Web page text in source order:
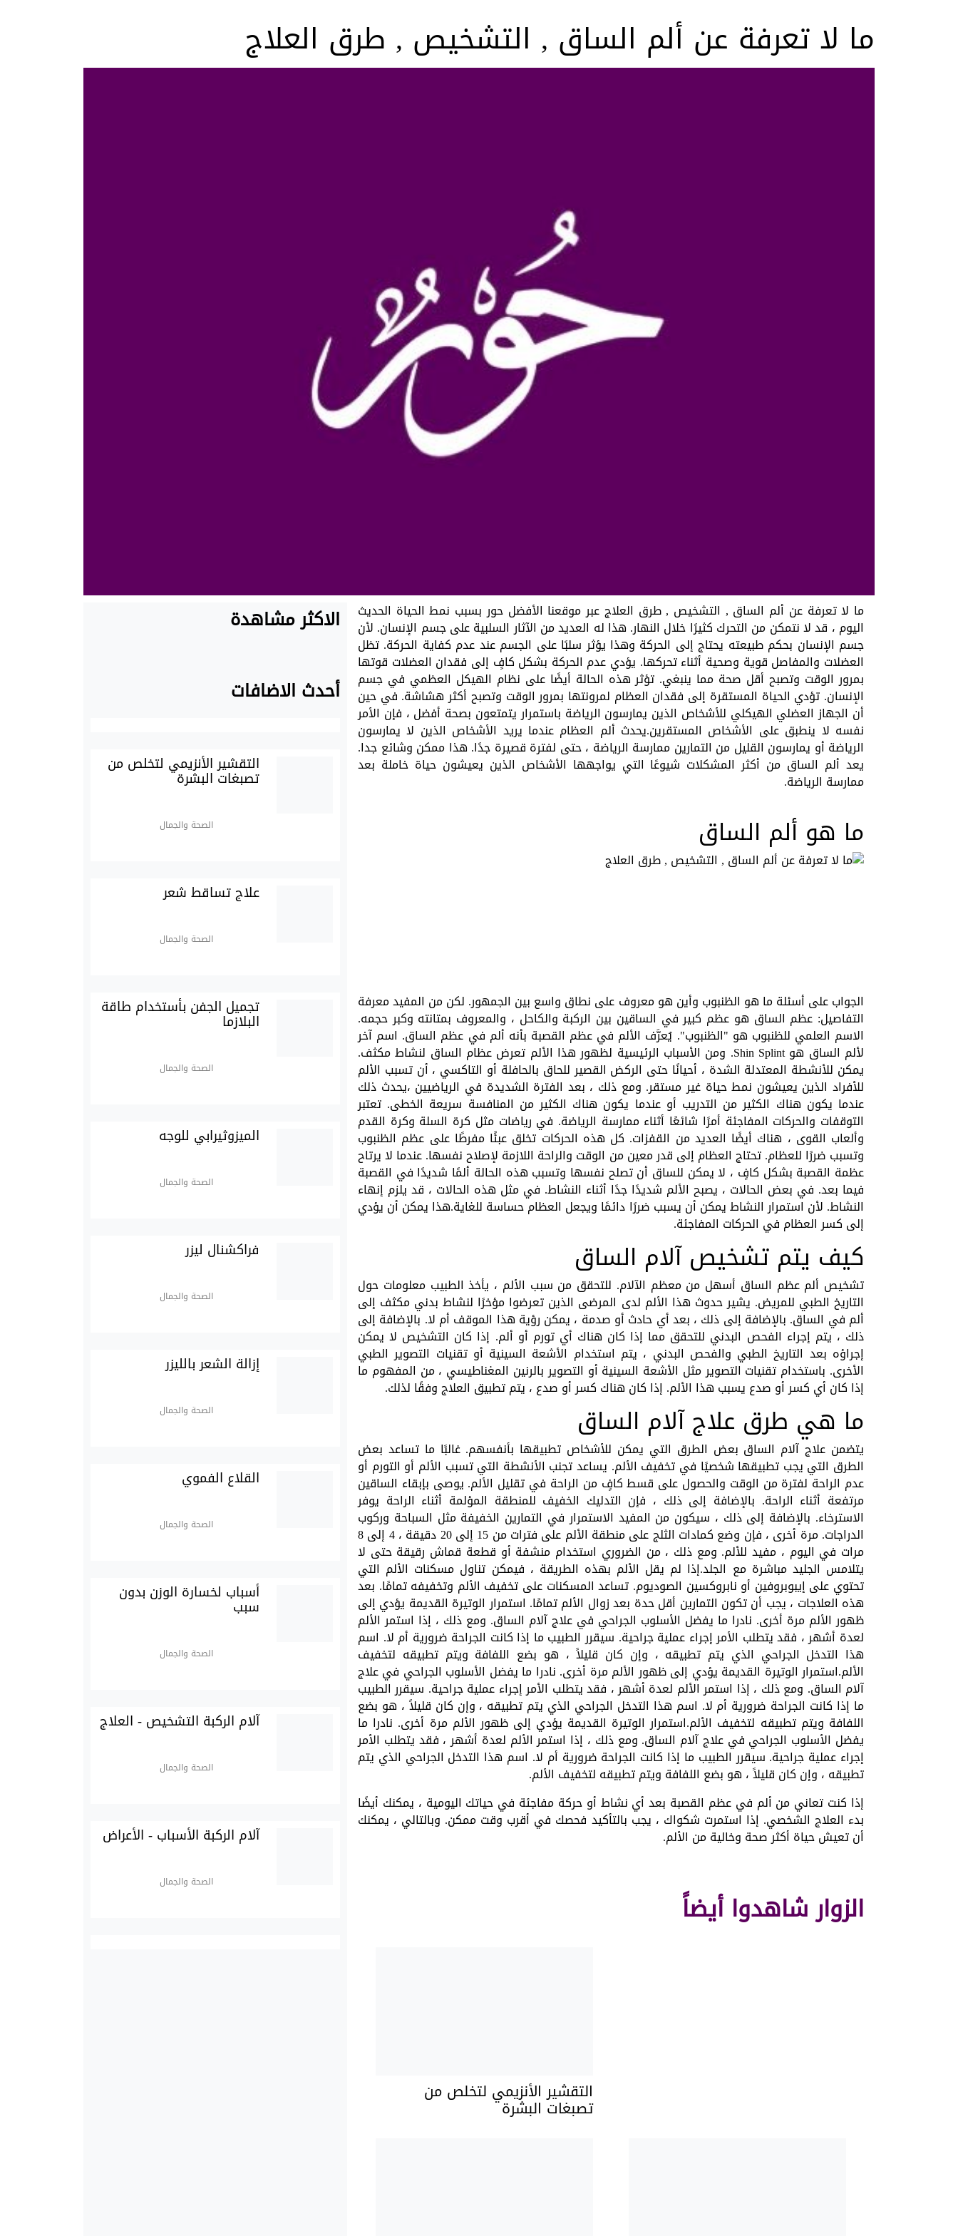
ما لا تعرفة عن ألم الساق , التشخيص , طرق العلاج
ما لا تعرفة عن ألم الساق , التشخيص , طرق العلاج عبر موقعنا الأفضل حور بسبب نمط الحياة الحديث
اليوم ، قد لا نتمكن من التحرك كثيرًا خلال النهار. هذا له العديد من الآثار السلبية على جسم الإنسان. لأن
جسم الإنسان بحكم طبيعته يحتاج إلى الحركة وهذا يؤثر سلبًا على الجسم عند عدم كفاية الحركة. تظل
العضلات والمفاصل قوية وصحية أثناء تحركها. يؤدي عدم الحركة بشكل كافٍ إلى فقدان العضلات قوتها
بمرور الوقت وتصبح أقل صحة مما ينبغي. تؤثر هذه الحالة أيضًا على نظام الهيكل العظمي في جسم
الإنسان. تؤدي الحياة المستقرة إلى فقدان العظام لمرونتها بمرور الوقت وتصبح أكثر هشاشة. في حين
أن الجهاز العضلي الهيكلي للأشخاص الذين يمارسون الرياضة باستمرار يتمتعون بصحة أفضل ، فإن الأمر
نفسه لا ينطبق على الأشخاص المستقرين.يحدث ألم العظام عندما يريد الأشخاص الذين لا يمارسون
الرياضة أو يمارسون القليل من التمارين ممارسة الرياضة ، حتى لفترة قصيرة جدًا. هذا ممكن وشائع جدا.
يعد ألم الساق من أكثر المشكلات شيوعًا التي يواجهها الأشخاص الذين يعيشون حياة خاملة بعد
ممارسة الرياضة.
ما هو ألم الساق
الجواب على أسئلة ما هو الظنبوب وأين هو معروف على نطاق واسع بين الجمهور. لكن من المفيد معرفة
التفاصيل: عظم الساق هو عظم كبير في الساقين بين الركبة والكاحل ، والمعروف بمتانته وكبر حجمه.
الاسم العلمي للظنبوب هو "الظنبوب". يُعرَّف الألم في عظم القصبة بأنه ألم في عظم الساق. اسم آخر
لألم الساق هو Shin Splint. ومن الأسباب الرئيسية لظهور هذا الألم تعرض عظام الساق لنشاط مكثف.
يمكن للأنشطة المعتدلة الشدة ، أحيانًا حتى الركض القصير للحاق بالحافلة أو التاكسي ، أن تسبب الألم
للأفراد الذين يعيشون نمط حياة غير مستقر. ومع ذلك ، بعد الفترة الشديدة في الرياضيين ،يحدث ذلك
عندما يكون هناك الكثير من التدريب أو عندما يكون هناك الكثير من المنافسة سريعة الخطى. تعتبر
التوقفات والحركات المفاجئة أمرًا شائعًا أثناء ممارسة الرياضة. في رياضات مثل كرة السلة وكرة القدم
وألعاب القوى ، هناك أيضًا العديد من القفزات. كل هذه الحركات تخلق عبئًا مفرطًا على عظم الظنبوب
وتسبب ضررًا للعظام. تحتاج العظام إلى قدر معين من الوقت والراحة اللازمة لإصلاح نفسها. عندما لا يرتاح
عظمة القصبة بشكل كافٍ ، لا يمكن للساق أن تصلح نفسها وتسبب هذه الحالة ألمًا شديدًا في القصبة
فيما بعد. في بعض الحالات ، يصبح الألم شديدًا جدًا أثناء النشاط. في مثل هذه الحالات ، قد يلزم إنهاء
النشاط. لأن استمرار النشاط يمكن أن يسبب ضررًا دائمًا ويجعل العظام حساسة للغاية.هذا يمكن أن يؤدي
إلى كسر العظام في الحركات المفاجئة.
كيف يتم تشخيص آلام الساق
تشخيص ألم عظم الساق أسهل من معظم الآلام. للتحقق من سبب الألم ، يأخذ الطبيب معلومات حول
التاريخ الطبي للمريض. يشير حدوث هذا الألم لدى المرضى الذين تعرضوا مؤخرًا لنشاط بدني مكثف إلى
ألم في الساق. بالإضافة إلى ذلك ، بعد أي حادث أو صدمة ، يمكن رؤية هذا الموقف أم لا. بالإضافة إلى
ذلك ، يتم إجراء الفحص البدني للتحقق مما إذا كان هناك أي تورم أو ألم. إذا كان التشخيص لا يمكن
إجراؤه بعد التاريخ الطبي والفحص البدني ، يتم استخدام الأشعة السينية أو تقنيات التصوير الطبي
الأخرى. باستخدام تقنيات التصوير مثل الأشعة السينية أو التصوير بالرنين المغناطيسي ، من المفهوم ما
إذا كان أي كسر أو صدع يسبب هذا الألم. إذا كان هناك كسر أو صدع ، يتم تطبيق العلاج وفقًا لذلك.
ما هي طرق علاج آلام الساق
يتضمن علاج آلام الساق بعض الطرق التي يمكن للأشخاص تطبيقها بأنفسهم. غالبًا ما تساعد بعض
الطرق التي يجب تطبيقها شخصيًا في تخفيف الألم. يساعد تجنب الأنشطة التي تسبب الألم أو التورم أو
عدم الراحة لفترة من الوقت والحصول على قسط كافٍ من الراحة في تقليل الألم. يوصى بإبقاء الساقين
مرتفعة أثناء الراحة. بالإضافة إلى ذلك ، فإن التدليك الخفيف للمنطقة المؤلمة أثناء الراحة يوفر
الاسترخاء. بالإضافة إلى ذلك ، سيكون من المفيد الاستمرار في التمارين الخفيفة مثل السباحة وركوب
الدراجات. مرة أخرى ، فإن وضع كمادات الثلج على منطقة الألم على فترات من 15 إلى 20 دقيقة ، 4 إلى 8
مرات في اليوم ، مفيد للألم. ومع ذلك ، من الضروري استخدام منشفة أو قطعة قماش رقيقة حتى لا
يتلامس الجليد مباشرة مع الجلد.إذا لم يقل الألم بهذه الطريقة ، فيمكن تناول مسكنات الألم التي
تحتوي على إيبوبروفين أو نابروكسين الصوديوم. تساعد المسكنات على تخفيف الألم وتخفيفه تمامًا. بعد
هذه العلاجات ، يجب أن تكون التمارين أقل حدة بعد زوال الألم تمامًا. استمرار الوتيرة القديمة يؤدي إلى
ظهور الألم مرة أخرى. نادرا ما يفضل الأسلوب الجراحي في علاج آلام الساق. ومع ذلك ، إذا استمر الألم
لعدة أشهر ، فقد يتطلب الأمر إجراء عملية جراحية. سيقرر الطبيب ما إذا كانت الجراحة ضرورية أم لا. اسم
هذا التدخل الجراحي الذي يتم تطبيقه ، وإن كان قليلاً ، هو بضع اللفافة ويتم تطبيقه لتخفيف
الألم.استمرار الوتيرة القديمة يؤدي إلى ظهور الألم مرة أخرى. نادرا ما يفضل الأسلوب الجراحي في علاج
آلام الساق. ومع ذلك ، إذا استمر الألم لعدة أشهر ، فقد يتطلب الأمر إجراء عملية جراحية. سيقرر الطبيب
ما إذا كانت الجراحة ضرورية أم لا. اسم هذا التدخل الجراحي الذي يتم تطبيقه ، وإن كان قليلاً ، هو بضع
اللفافة ويتم تطبيقه لتخفيف الألم.استمرار الوتيرة القديمة يؤدي إلى ظهور الألم مرة أخرى. نادرا ما
يفضل الأسلوب الجراحي في علاج آلام الساق. ومع ذلك ، إذا استمر الألم لعدة أشهر ، فقد يتطلب الأمر
إجراء عملية جراحية. سيقرر الطبيب ما إذا كانت الجراحة ضرورية أم لا. اسم هذا التدخل الجراحي الذي يتم
تطبيقه ، وإن كان قليلاً ، هو بضع اللفافة ويتم تطبيقه لتخفيف الألم.
إذا كنت تعاني من ألم في عظم القصبة بعد أي نشاط أو حركة مفاجئة في حياتك اليومية ، يمكنك أيضًا
بدء العلاج الشخصي. إذا استمرت شكواك ، يجب بالتأكيد فحصك في أقرب وقت ممكن. وبالتالي ، يمكنك
أن تعيش حياة أكثر صحة وخالية من الألم.
الزوار شاهدوا أيضاً
التقشير الأنزيمي لتخلص من
تصبغات البشرة
الاكثر مشاهدة
أحدث الاضافات
التقشير الأنزيمي لتخلص من
تصبغات البشرة
الصحة والجمال
علاج تساقط شعر
الصحة والجمال
تجميل الجفن بأستخدام طاقة
البلازما
الصحة والجمال
الميزوثيرابي للوجه
الصحة والجمال
فراكشنال ليزر
الصحة والجمال
إزالة الشعر بالليزر
الصحة والجمال
القلاع الفموي
الصحة والجمال
أسباب لخسارة الوزن بدون
سبب
الصحة والجمال
آلام الركبة التشخيص - العلاج
الصحة والجمال
آلام الركبة الأسباب - الأعراض
الصحة والجمال